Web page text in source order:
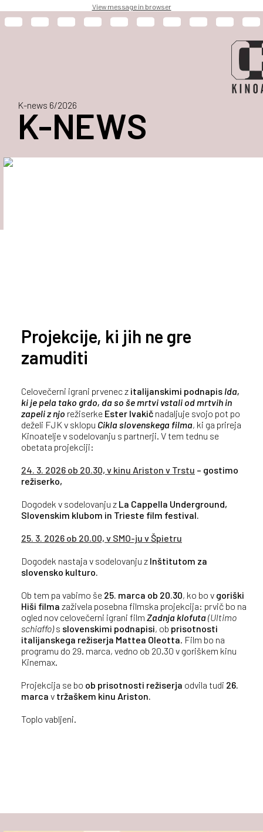
View message in browser
K-news 6/2026
K-NEWS
Projekcije, ki jih ne gre
zamuditi
Celovečerni igrani prvenec z italijanskimi podnapis Ida,
ki je pela tako grdo, da so še mrtvi vstali od mrtvih in
zapeli z njo režiserke Ester Ivakič nadaljuje svojo pot po
deželi FJK v sklopu Cikla slovenskega filma, ki ga prireja
Kinoatelje v sodelovanju s partnerji. V tem tednu se
obetata projekciji:
24. 3. 2026 ob 20.30, v kinu Ariston v Trstu – gostimo
režiserko,
Dogodek v sodelovanju z La Cappella Underground,
Slovenskim klubom in Trieste film festival.
25. 3. 2026 ob 20.00, v SMO-ju v Špietru
Dogodek nastaja v sodelovanju z Inštitutom za
slovensko kulturo.
Ob tem pa vabimo še 25. marca ob 20.30, ko bo v goriški
Hiši filma zaživela posebna filmska projekcija: prvič bo na
ogled nov celovečerni igrani film Zadnja klofuta (Ultimo
schiaffo)s slovenskimi podnapisi, ob prisotnosti
italijanskega režiserja Mattea Oleotta. Film bo na
programu do 29. marca, vedno ob 20.30 v goriškem kinu
Kinemax.
Projekcija se bo ob prisotnosti režiserja odvila tudi 26.
marca v tržaškem kinu Ariston.
Toplo vabljeni.